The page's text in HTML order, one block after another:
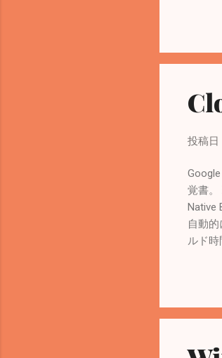
コンピ
公式ド
投稿日
覚書。
Native
自動
ルド時